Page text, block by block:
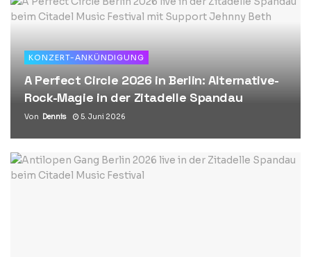
KONZERT-ANKÜNDIGUNG
A Perfect Circle 2026 in Berlin: Alternative-
Rock-Magie in der Zitadelle Spandau
Von Dennis 5. Juni 2026